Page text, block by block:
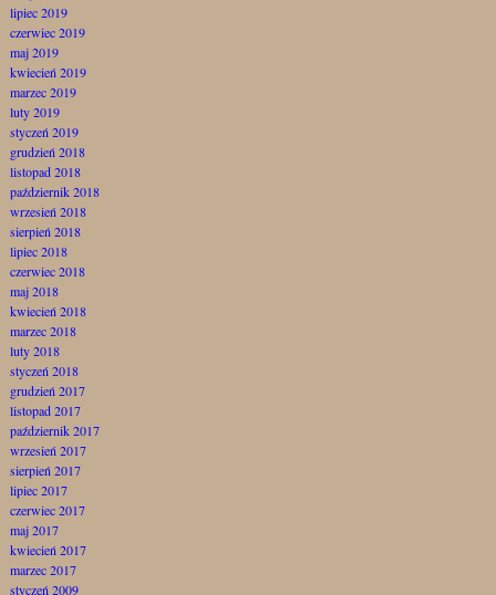
lipiec 2019
czerwiec 2019
maj 2019
kwiecień 2019
marzec 2019
luty 2019
styczeń 2019
grudzień 2018
listopad 2018
październik 2018
wrzesień 2018
sierpień 2018
lipiec 2018
czerwiec 2018
maj 2018
kwiecień 2018
marzec 2018
luty 2018
styczeń 2018
grudzień 2017
listopad 2017
październik 2017
wrzesień 2017
sierpień 2017
lipiec 2017
czerwiec 2017
maj 2017
kwiecień 2017
marzec 2017
styczeń 2009